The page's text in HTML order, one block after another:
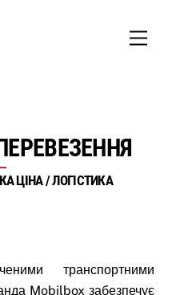
ЦІНА / ЛОГІСТИКА
транспортними
Mobilbox забезпечує